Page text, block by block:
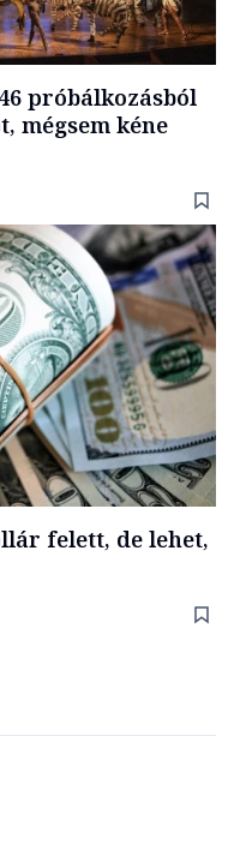
próbálkozásból
mégsem kéne
felett, de lehet,